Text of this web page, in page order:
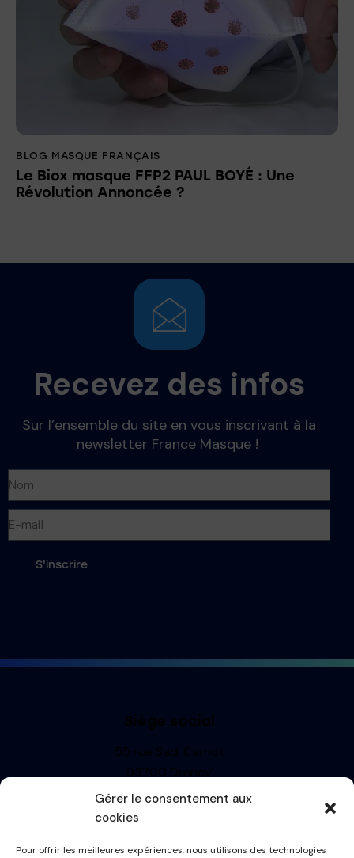
Gérer le consentement aux
cookies
Pour offrir les meilleures expériences, nous utilisons des technologies
BLOG MASQUE FRANÇAIS
Le Biox masque FFP2 PAUL BOYÉ : Une
Révolution Annoncée ?
Recevez des infos
Sur l’ensemble du site en vous inscrivant à la
newsletter France Masque !
S'inscrire
Siège social
55 rue Sadi Carnot
93700 Drancy
Siren : 499710697
TVA: FR13499710697